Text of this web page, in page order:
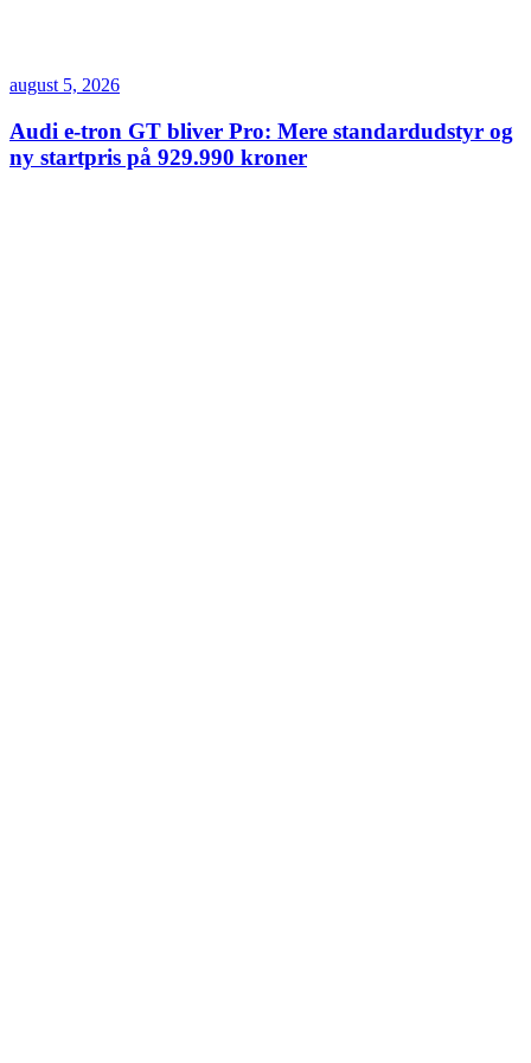
august 5, 2026
Audi e-tron GT bliver Pro: Mere standardudstyr og
ny startpris på 929.990 kroner